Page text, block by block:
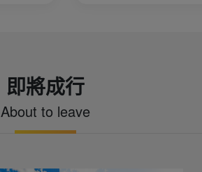
即將成行
About to leave